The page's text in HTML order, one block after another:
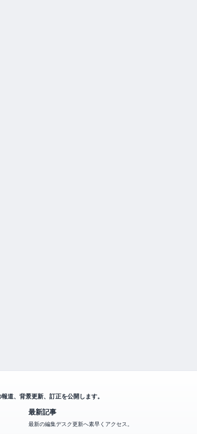
道、背景更新、訂正を公開します。
最新記事
最新の編集デスク更新へ素早くアクセス。